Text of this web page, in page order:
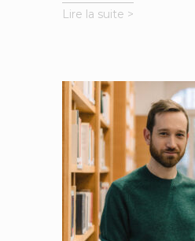
Lire la suite >
François
Champollion
au
Collège
de
France